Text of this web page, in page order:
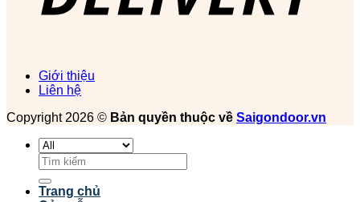
Giới thiệu
Liên hệ
Copyright 2026 © Bản quyền thuộc về Saigondoor.vn
Tìm
kiếm:
Trang chủ